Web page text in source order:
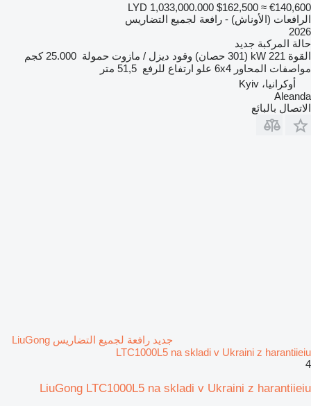
LYD 1,033,000.000 $162,500 ≈ €140,600
الرافعات (الأوناش) - رافعة لجميع التضاريس
2026
حالة المركبة جديد
القوة 221 kW (301 حصان) وقود ديزل / مازوت حمولة 25.000 كجم
مواصفات المحاور 6x4 علو ارتفاع للرفع 51,5 متر
أوكرانيا، Kyiv
Aleanda
الاتصال بالبائع
جديد رافعة لجميع التضاريس LiuGong
LTC1000L5 na skladi v Ukraini z harantiieiu
4
LiuGong LTC1000L5 na skladi v Ukraini z harantiieiu